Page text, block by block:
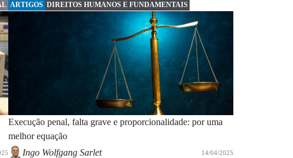
ARTIGOS DIREITOS HUMANOS E FUNDAMENTAIS
Execução penal, falta grave e proporcionalidade: por uma
melhor equação
Ingo Wolfgang Sarlet
14/04/2025